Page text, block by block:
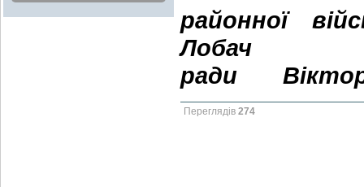
районної
Лобач
ради
Переглядів 274